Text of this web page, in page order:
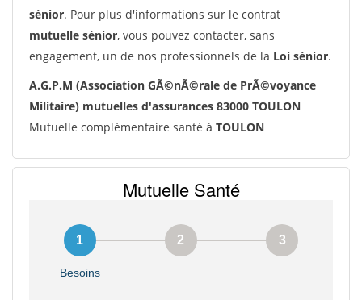
sénior. Pour plus d'informations sur le contrat
mutuelle sénior, vous pouvez contacter, sans
engagement, un de nos professionnels de la Loi sénior.
A.G.P.M (Association GÃ©nÃ©rale de PrÃ©voyance
Militaire) mutuelles d'assurances 83000 TOULON
Mutuelle complémentaire santé à TOULON